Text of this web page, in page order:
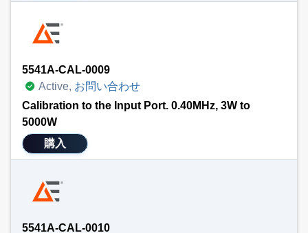
5541A-CAL-0009
Active, お問い合わせ
Calibration to the Input Port. 0.40MHz, 3W to
5000W
購入
5541A-CAL-0010